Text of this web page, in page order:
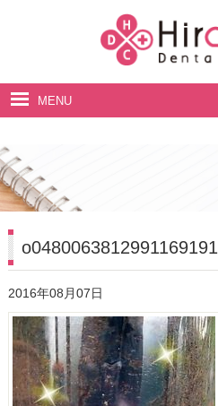
MENU
料金表
o0480063812991169191
2016年08月07日